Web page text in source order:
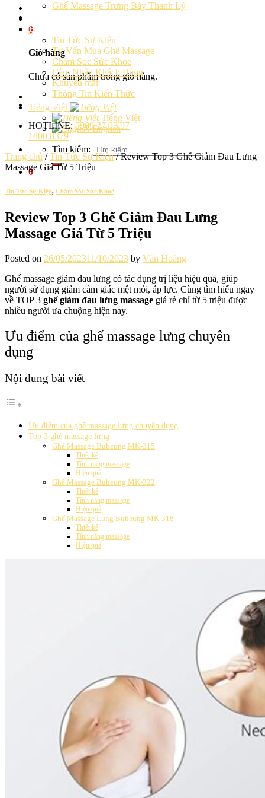
0
Giỏ hàng
Chưa có sản phẩm trong giỏ hàng.
Tiếng Việt
Tiếng Việt
English
Tìm kiếm:
0
Ghế Massage Trưng Bày Thanh Lý
Blog
Tin Tức Sự Kiện
Tư Vấn Mua Ghế Massage
Chăm Sóc Sức Khoẻ
Cảm Nhận Khách Hàng
Khuyến mãi
Thông Tin Kiến Thức
Liên hệ
HOTLINE: 0909.27.93.97
1800.8379
Trang chủ / Tin Tức Sự Kiện /Review Top 3 Ghế Giảm Đau Lưng
Massage Giá Từ 5 Triệu
Tin Tức Sự Kiện, Chăm Sóc Sức Khoẻ
Review Top 3 Ghế Giảm Đau Lưng
Massage Giá Từ 5 Triệu
Posted on 26/05/202311/10/2023 by Văn Hoàng
Ghế massage giảm đau lưng có tác dụng trị liệu hiệu quả, giúp
người sử dụng giảm cảm giác mệt mỏi, áp lực. Cùng tìm hiểu ngay
về TOP 3 ghế giảm đau lưng massage giá rẻ chỉ từ 5 triệu được
nhiều người ưa chuộng hiện nay.
Ưu điểm của ghế massage lưng chuyên
dụng
Nội dung bài viết
Ưu điểm của ghế massage lưng chuyên dụng
Top 3 ghế massage lưng
Ghế Massage Buheung MK-315
Thiết kế
Tính năng massage
Hiệu quả
Ghế Massage Buheung MK-322
Thiết kế
Tính năng massage
Hiệu quả
Ghế Massage Lưng Buheung MK-318
Thiết kế
Tính năng massage
Hiệu quả